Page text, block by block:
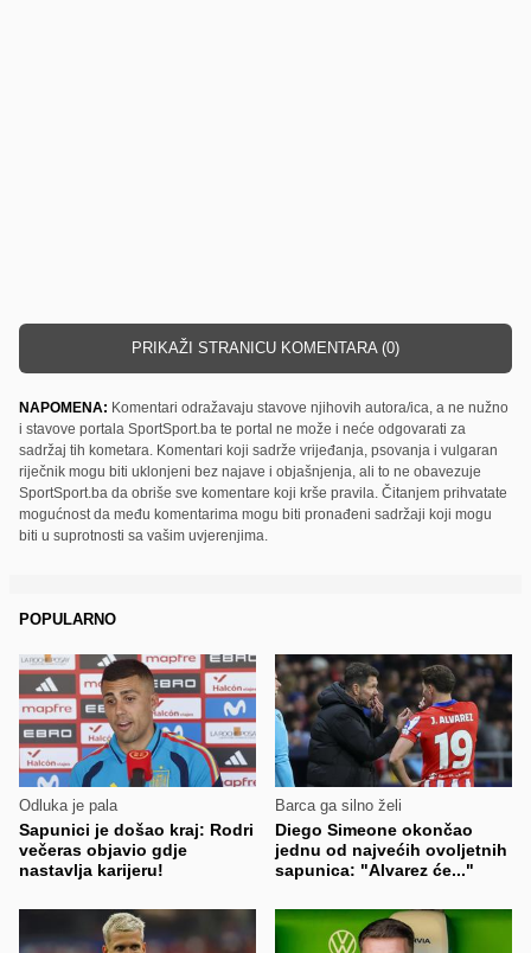
PRIKAŽI STRANICU KOMENTARA (0)
NAPOMENA: Komentari odražavaju stavove njihovih autora/ica, a ne nužno
i stavove portala SportSport.ba te portal ne može i neće odgovarati za
sadržaj tih kometara. Komentari koji sadrže vrijeđanja, psovanja i vulgaran
riječnik mogu biti uklonjeni bez najave i objašnjenja, ali to ne obavezuje
SportSport.ba da obriše sve komentare koji krše pravila. Čitanjem prihvatate
mogućnost da među komentarima mogu biti pronađeni sadržaji koji mogu
biti u suprotnosti sa vašim uvjerenjima.
POPULARNO
Odluka je pala
Sapunici je došao kraj: Rodri
večeras objavio gdje
nastavlja karijeru!
Barca ga silno želi
Diego Simeone okončao
jednu od najvećih ovoljetnih
sapunica: "Alvarez će..."